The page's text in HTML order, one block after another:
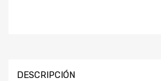
DESCRIPCIÓN